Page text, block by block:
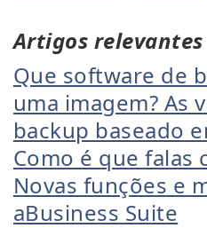
Artigos relevantes
Que software de
uma imagem? As
backup baseado
Como é que falas
Novas funções e
aBusiness Suite